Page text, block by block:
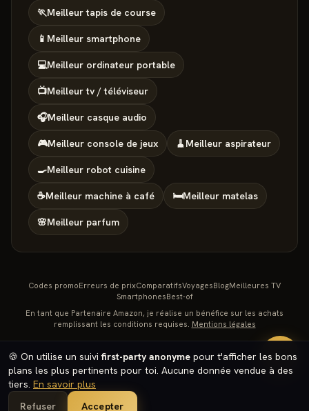
🏃Meilleurtapis de course
📱 Meilleur smartphone
💻Meilleur ordinateur portable
📺Meilleurtv / téléviseur
🎧Meilleur casque audio
🎮Meilleur console de jeux 🧹 Meilleur aspirateur
🍳Meilleur robot cuisine
☕Meilleur machine à café 🛏️Meilleur matelas
🌸Meilleur parfum
🔥
🍪 On utilise un suivifirst-party anonyme pour t'afficher les bons
plans les plus pertinents pour toi. Aucune donnée vendue à des
tiers. En savoir plus
Refuser
Accepter
Codes promoErreurs de prixComparatifsVoyagesBlogMeilleures TV
SmartphonesBest-of
En tant que Partenaire Amazon, je réalise un bénéfice sur les achats
remplissant les conditions requises. Mentions légales